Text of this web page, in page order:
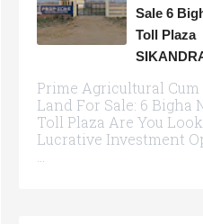
Sale 6
Toll Plaza
Prime Agricultural
Land For Sale: 6 Bigha
Toll Plaza Are You
Lucrative Investment